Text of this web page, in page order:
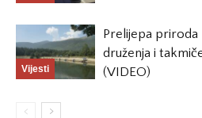
Vijesti
Prelijepa priroda
druženja i
(VIDEO)